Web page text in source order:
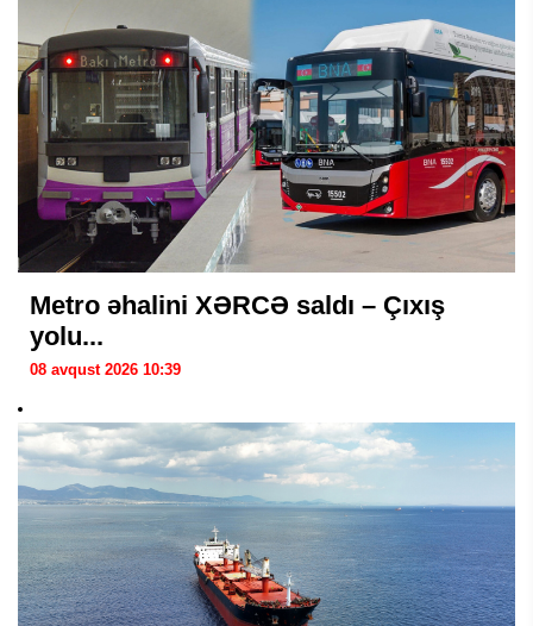
Metro əhalini XƏRCƏ saldı – Çıxış
yolu...
08 avqust 2026 10:39